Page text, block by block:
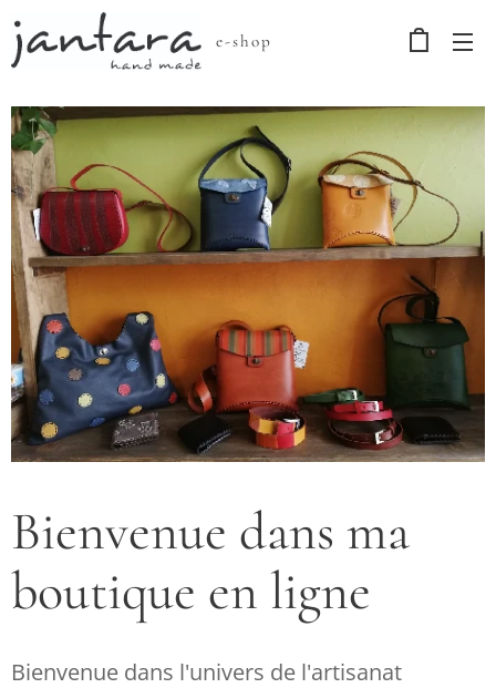
e-shop
Bienvenue dans ma
boutique en ligne ♥
Bienvenue dans l'univers de l'artisanat